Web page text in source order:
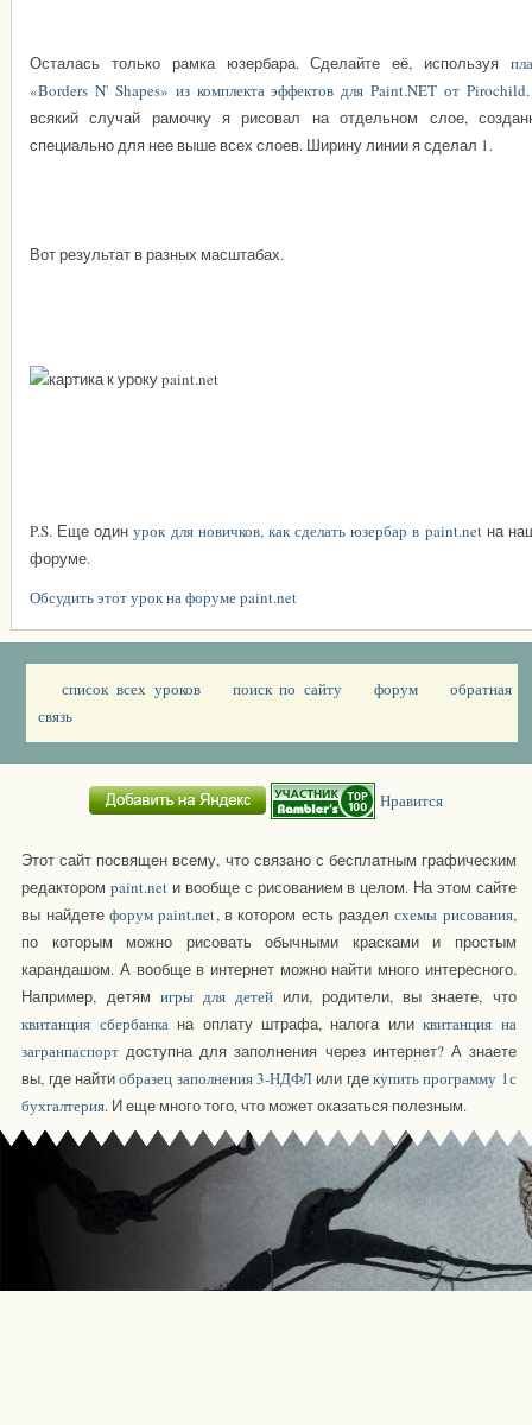
Осталась только рамка юзербара. Сделайте её, используя
«Borders N' Shapes» из комплекта эффектов для Paint.NET от Pirochild
всякий случай рамочку я рисовал на отдельном слое,
специально для нее выше всех слоев. Ширину линии я сделал 1.
Вот результат в разных масштабах.
P.S. Еще одинурок для новичков, как сделать юзербар в paint.netна
форуме.
Обсудить этот урок на форуме paint.net
список всех уроков поиск по сайту форум
обратная
связь
Нравится
Этот сайт посвящен всему, что связано с бесплатным графическим
редакторомpaint.net и вообще с рисованием в целом. На этом сайте
вы найдетефорум paint.net, в котором есть разделсхемы рисования,
по которым можно рисовать обычными красками и простым
карандашом. А вообще в интернет можно найти много интересного.
Например, детям игры для детейили, родители, вы знаете, что
квитанция сбербанкана оплату штрафа, налога иликвитанция на
загранпаспорт доступна для заполнения через интернет? А знаете
вы, где найтиобразец заполнения 3-НДФЛ или гдекупить программу 1с
бухгалтерия. И еще много того, что может оказаться полезным.